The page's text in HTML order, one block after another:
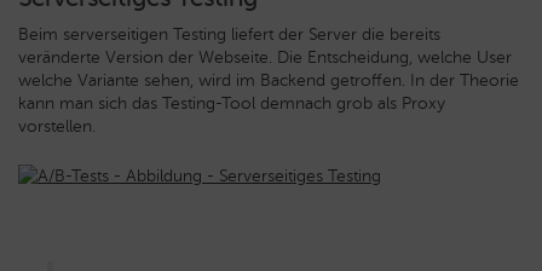
Beim serverseitigen Testing liefert der Server die bereits
veränderte Version der Webseite. Die Entscheidung, welche User
welche Variante sehen, wird im Backend getroffen. In der Theorie
kann man sich das Testing-Tool demnach grob als Proxy
vorstellen.